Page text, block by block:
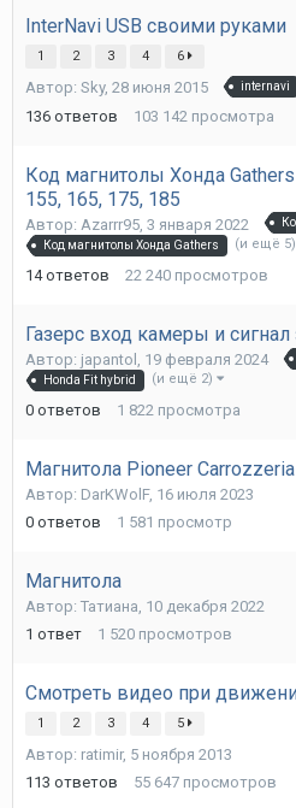
InterNavi USB своими руками
1 2 3 4 6
Автор: Sky, 28 июня 2015 internavi
136 ответов 103 142 просмотра
Код магнитолы Хонда
155, 165, 175, 185
Автор: Azarrr95 3 января 2022
Код магнитолы Хонда Gathers
(и ещё 5)
14 ответов 22 240 просмотров
Газерс вход камеры и сигнал
Автор: japantol 19 февраля 2024
Honda Fit hybrid
(и ещё 2)
0 ответов 1 822 просмотра
Магнитола Pioneer
Автор: DarKWolF, 16 июля 2023
0 ответов 1 581 просмотр
Магнитола
Автор: Татиана, 10 декабря 2022
1 ответ 1 520 просмотров
Смотреть видео при
1 2 3 4 5
Автор: ratimir, 5 ноября 2013
113 ответов 55 647 просмотров